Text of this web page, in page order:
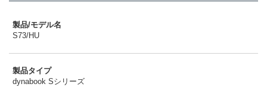
製品/モデル名
S73/HU
製品タイプ
dynabook Sシリーズ